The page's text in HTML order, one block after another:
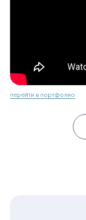
перейти в портфолио